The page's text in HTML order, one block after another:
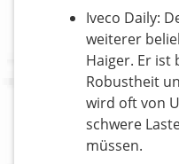
Iveco Daily:
weiterer
Haiger. Er ist
Robustheit
wird oft von
schwere
müssen.